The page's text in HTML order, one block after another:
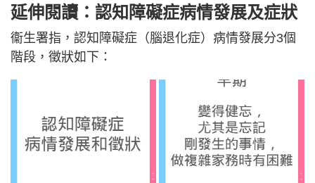
延伸閱讀： 認知障礙症病情發展及症狀
衞生署指，認知障礙症（腦退化症）病情發展分3個
階段，徵狀如下：